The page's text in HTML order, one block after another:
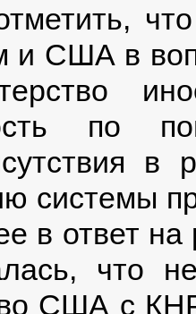
и США в
по
системы
в ответ на
что
США с